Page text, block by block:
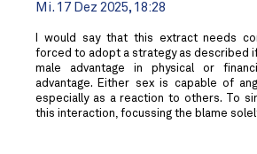
Mi. 17 Dez 2025, 18:28
I would say that this extract needs
forced to adopt a strategy as described
male advantage in physical or
advantage. Either sex is capable of
especially as a reaction to others. To
this interaction, focussing the blame